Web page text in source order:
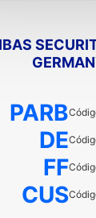
PARB
DE
FF
CUS